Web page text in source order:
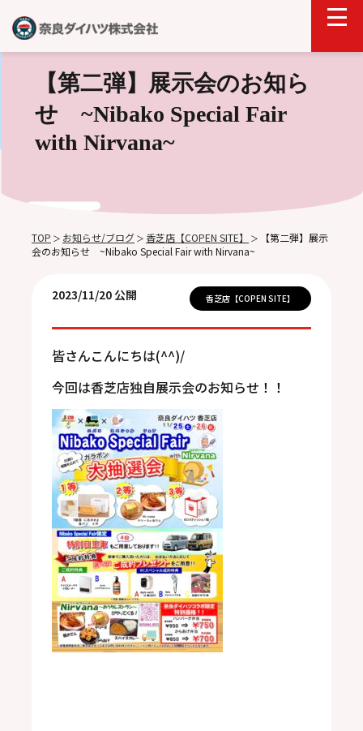
【第二弾】展示会のお知ら
せ ~Nibako Special Fair
with Nirvana~
TOP ＞ お知らせ/ブログ ＞ 香芝店【COPEN SITE】 ＞
【第二弾】展示
会のお知らせ ~Nibako Special Fair with Nirvana~
2023/11/20 公開 香芝店【COPEN SITE】
皆さんこんにちは(^^)/
今回は香芝店独自展示会のお知らせ！！